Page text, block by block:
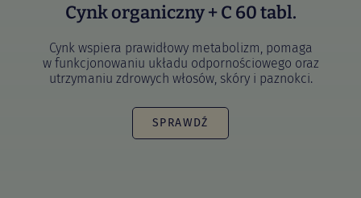
Cynk organiczny + C 60 tabl.
Cynk wspiera prawidłowy metabolizm, pomaga
w funkcjonowaniu układu odpornościowego oraz
utrzymaniu zdrowych włosów, skóry i paznokci.
SPRAWDŹ